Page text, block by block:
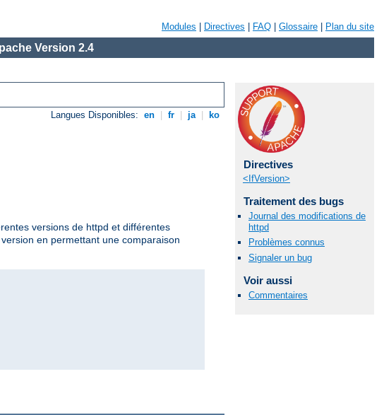
Modules Directives FAQ Glossaire Plan du site
Version 2.4
Langues Disponibles: en fr ja ko
versions de httpd et différentes
en permettant une comparaison
Directives
<IfVersion>
Traitement des bugs
Journal des modifications de
httpd
Problèmes connus
Signaler un bug
Voir aussi
Commentaires